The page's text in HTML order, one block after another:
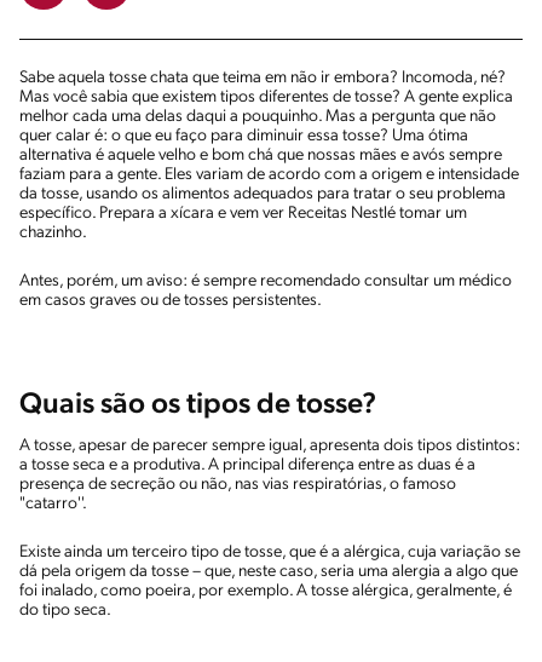
Sabe aquela tosse chata que teima em não ir embora? Incomoda, né?
Mas você sabia que existem tipos diferentes de tosse? A gente explica
melhor cada uma delas daqui a pouquinho. Mas a pergunta que não
quer calar é: o que eu faço para diminuir essa tosse? Uma ótima
alternativa é aquele velho e bom chá que nossas mães e avós sempre
faziam para a gente. Eles variam de acordo com a origem e intensidade
da tosse, usando os alimentos adequados para tratar o seu problema
específico. Prepara a xícara e vem ver Receitas Nestlé tomar um
chazinho.
Antes, porém, um aviso: é sempre recomendado consultar um médico
em casos graves ou de tosses persistentes.
Quais são os tipos de tosse?
A tosse, apesar de parecer sempre igual, apresenta dois tipos distintos:
a tosse seca e a produtiva. A principal diferença entre as duas é a
presença de secreção ou não, nas vias respiratórias, o famoso
"catarro''.
Existe ainda um terceiro tipo de tosse, que é a alérgica, cuja variação se
dá pela origem da tosse – que, neste caso, seria uma alergia a algo que
foi inalado, como poeira, por exemplo. A tosse alérgica, geralmente, é
do tipo seca.